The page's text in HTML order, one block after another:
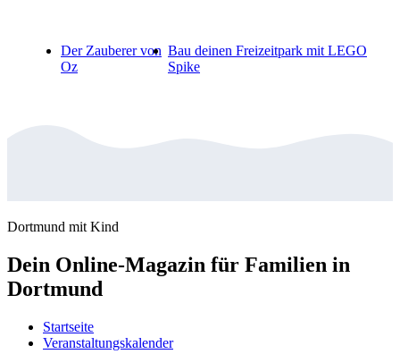
Der Zauberer von
Oz
Bau deinen Freizeitpark mit LEGO
Spike
Dortmund mit Kind
Dein Online-Magazin für Familien in
Dortmund
Startseite
Veranstaltungskalender